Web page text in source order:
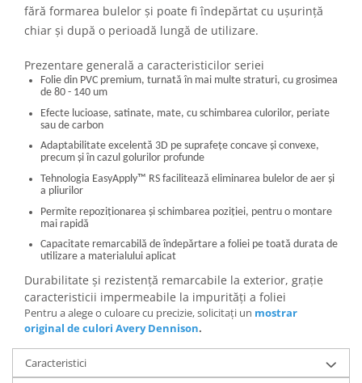
fără formarea bulelor și poate fi îndepărtat cu ușurință
chiar și după o perioadă lungă de utilizare.
Prezentare generală a caracteristicilor seriei
Folie din PVC premium, turnată în mai multe straturi, cu grosimea
de 80 - 140 um
Efecte lucioase, satinate, mate, cu schimbarea culorilor, periate
sau de carbon
Adaptabilitate excelentă 3D pe suprafețe concave și convexe,
precum și în cazul golurilor profunde
Tehnologia EasyApply™ RS facilitează eliminarea bulelor de aer și
a pliurilor
Permite repoziționarea și schimbarea poziției, pentru o montare
mai rapidă
Capacitate remarcabilă de îndepărtare a foliei pe toată durata de
utilizare a materialului aplicat
Durabilitate și rezistență remarcabile la exterior, grație
caracteristicii impermeabile la impurități a foliei
Pentru a alege o culoare cu precizie, solicitați un mostrar
original de culori Avery Dennison.
Caracteristici